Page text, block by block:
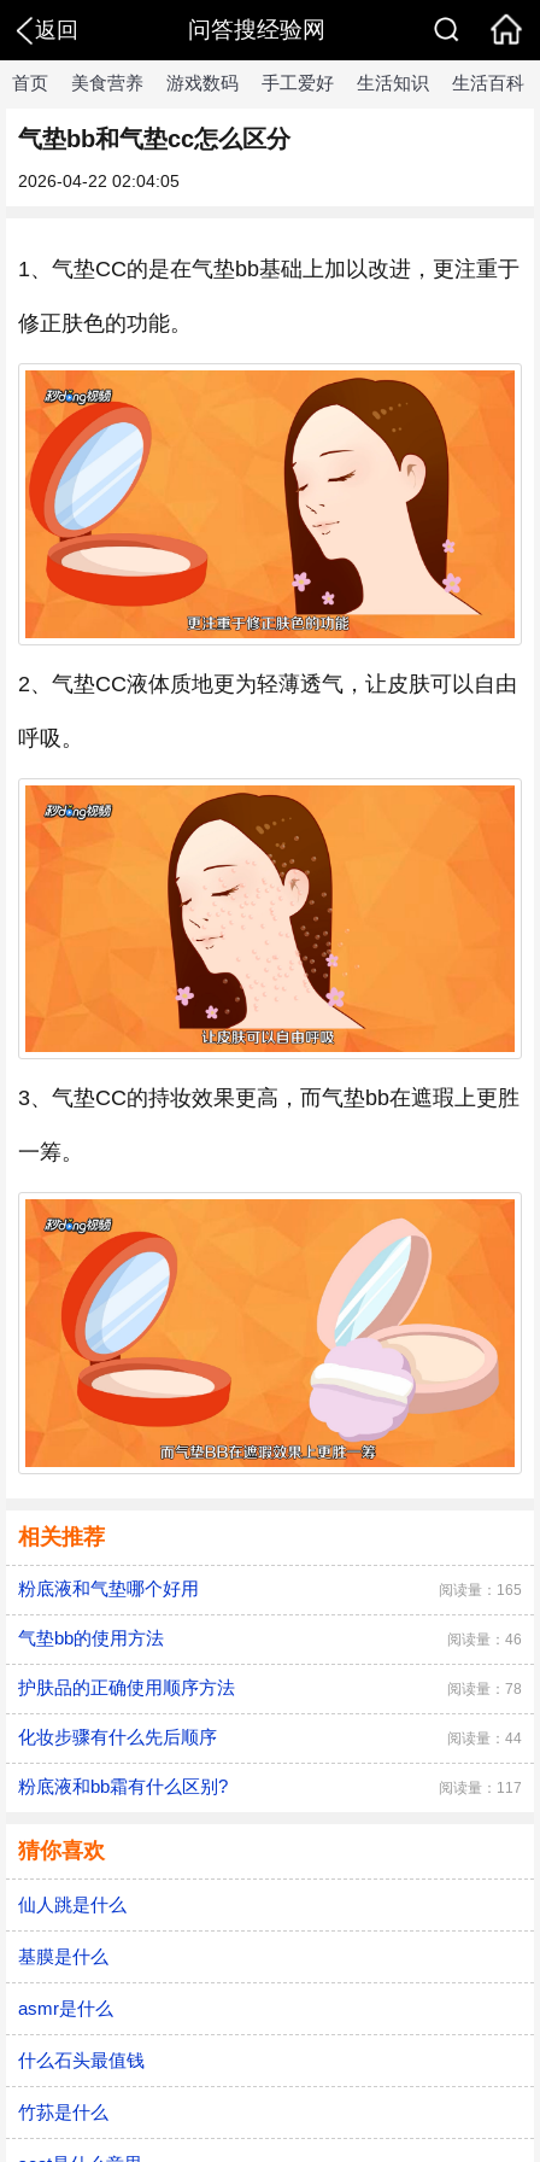
返回 问答搜经验网
首页 美食营养 游戏数码 手工爱好 生活知识 生活百科
气垫bb和气垫cc怎么区分
2026-04-22 02:04:05
1、气垫CC的是在气垫bb基础上加以改进，更注重于
修正肤色的功能。
2、气垫CC液体质地更为轻薄透气，让皮肤可以自由
呼吸。
3、气垫CC的持妆效果更高，而气垫bb在遮瑕上更胜
一筹。
相关推荐
粉底液和气垫哪个好用 阅读量：165
气垫bb的使用方法 阅读量：46
护肤品的正确使用顺序方法 阅读量：78
化妆步骤有什么先后顺序 阅读量：44
粉底液和bb霜有什么区别? 阅读量：117
猜你喜欢
仙人跳是什么
基膜是什么
asmr是什么
什么石头最值钱
竹荪是什么